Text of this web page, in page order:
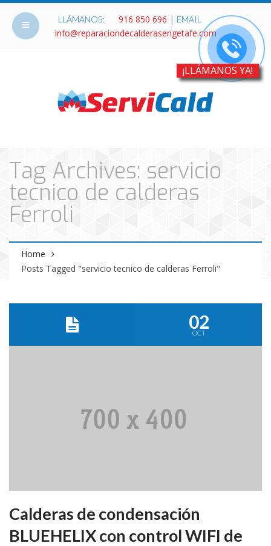
LLÁMANOS: 916 850 696 | EMAIL
info@reparaciondecalderasengetafe.com
Tag Archives: servicio
tecnico de calderas
Ferroli
Home
Posts Tagged "servicio tecnico de calderas Ferroli"
02
OCT
Calderas de condensación
BLUEHELIX con control WIFI de
¡LLÁMANOS YA!